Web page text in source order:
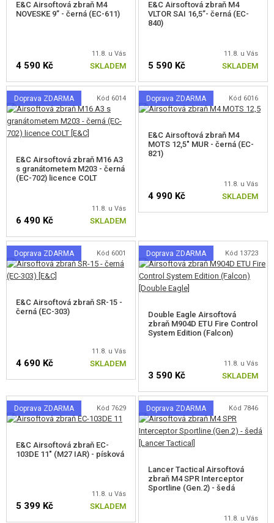
REKLAMNÍ PŘEDMĚTY
NOVINKY
SLEVY, AKCE
KONTAKT
E&C Airsoftová zbraň M4
NOVESKE 9” - černá (EC-611)
11.8. u Vás
4 590 Kč SKLADEM
E&C Airsoftová zbraň M4
VLTOR SAI 16,5”- černá (EC-
840)
11.8. u Vás
5 590 Kč SKLADEM
Doprava ZDARMA Kód 6014
E&C Airsoftová zbraň M16 A3
s granátometem M203 - černá
(EC-702) licence COLT
11.8. u Vás
6 490 Kč SKLADEM
Doprava ZDARMA Kód 6016
E&C Airsoftová zbraň M4
MOTS 12,5" MUR - černá (EC-
821)
11.8. u Vás
4 990 Kč SKLADEM
Doprava ZDARMA Kód 6001
E&C Airsoftová zbraň SR-15 -
černá (EC-303)
11.8. u Vás
4 690 Kč SKLADEM
Doprava ZDARMA Kód 13723
Double Eagle Airsoftová
zbraň M904D ETU Fire Control
System Edition (Falcon)
11.8. u Vás
3 590 Kč SKLADEM
Doprava ZDARMA Kód 7629
E&C Airsoftová zbraň EC-
103DE 11" (M27 IAR) - písková
11.8. u Vás
5 399 Kč SKLADEM
Doprava ZDARMA Kód 7846
Lancer Tactical Airsoftová
zbraň M4 SPR Interceptor
Sportline (Gen.2) - šedá
11.8. u Vás